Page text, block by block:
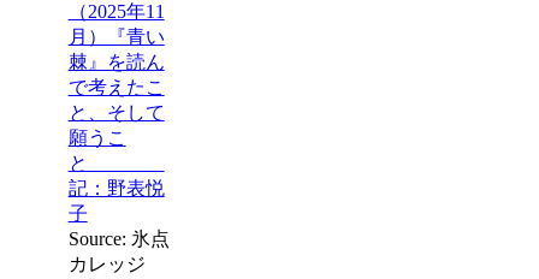
（2025年11
月）『青い
棘』を読ん
で考えたこ
と、そして
願うこ
と
記：野表悦
子
Source: 氷点
カレッジ